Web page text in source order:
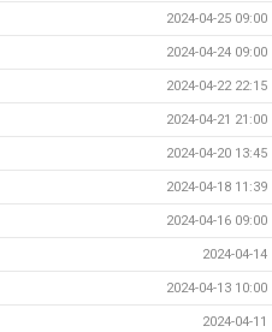
2024-04-25 09:00
2024-04-24 09:00
2024-04-22 22:15
2024-04-21 21:00
2024-04-20 13:45
2024-04-18 11:39
2024-04-16 09:00
2024-04-14
2024-04-13 10:00
2024-04-11